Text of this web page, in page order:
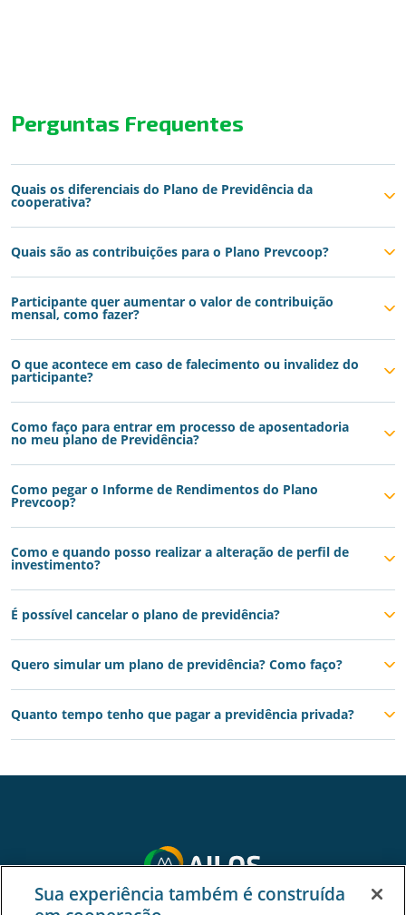
Perguntas Frequentes
Quais os diferenciais do Plano de Previdência da
cooperativa?
Quais são as contribuições para o Plano Prevcoop?
Participante quer aumentar o valor de contribuição
mensal, como fazer?
O que acontece em caso de falecimento ou invalidez do
participante?
Como faço para entrar em processo de aposentadoria
no meu plano de Previdência?
Como pegar o Informe de Rendimentos do Plano
Prevcoop?
Como e quando posso realizar a alteração de perfil de
investimento?
É possível cancelar o plano de previdência?
Quero simular um plano de previdência? Como faço?
Quanto tempo tenho que pagar a previdência privada?
Sua experiência também é construída